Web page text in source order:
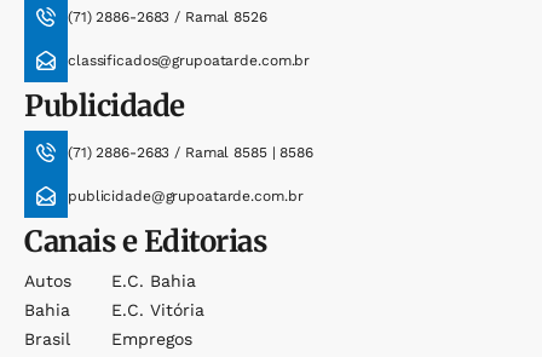
(71) 2886-2683 / Ramal 8526
classificados@grupoatarde.com.br
Publicidade
(71) 2886-2683 / Ramal 8585 | 8586
publicidade@grupoatarde.com.br
Canais e Editorias
Autos
Bahia
Brasil
E.c. Bahia
E.c. Vitória
Empregos